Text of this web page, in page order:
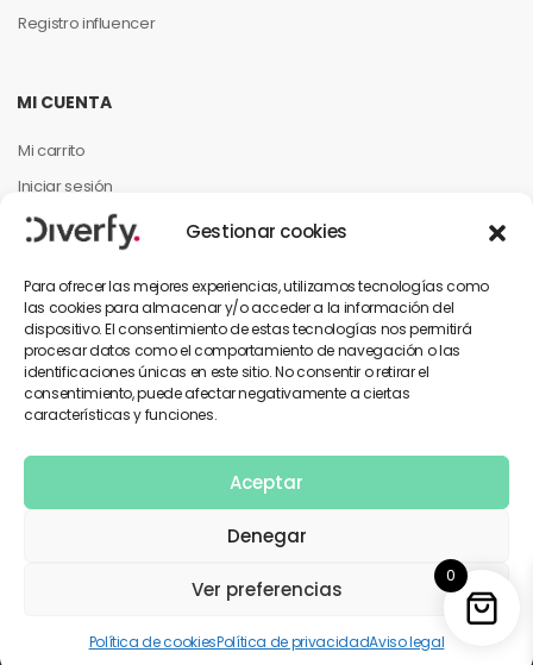
Gestionar cookies
Para ofrecer las mejores experiencias, utilizamos tecnologías como
las cookies para almacenar y/o acceder a la información del
dispositivo. El consentimiento de estas tecnologías nos permitirá
procesar datos como el comportamiento de navegación o las
identificaciones únicas en este sitio. No consentir o retirar el
consentimiento, puede afectar negativamente a ciertas
características y funciones.
Aceptar
Denegar
Ver preferencias
Política de cookiesPolítica de privacidadAviso legal
Registro influencer
MI CUENTA
Mi carrito
Iniciar sesión
Mi cuenta
INFORMACIÓN PARA EL CLIENTE
Contáctanos
Política de privacidad
Términos y condiciones
Copyright © 2026 Diverfy. Todos los derechos reservados.
0